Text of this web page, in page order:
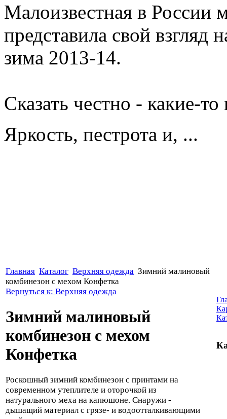
Малоизвестная в России
представила свой взгляд
зима 2013-14.
Сказать честно - какие-
Яркость, пестрота и, ...
Главная Каталог Верхняя одежда Зимний малиновый
комбинезон с мехом Конфетка
Вернуться к: Верхняя одежда
Зимний малиновый
комбинезон с мехом
Конфетка
Роскошный зимний комбинезон с принтами на
современном утеплителе и оторочкой из
натурального меха на капюшоне. Снаружи -
дышащий материал с грязе- и водоотталкивающими